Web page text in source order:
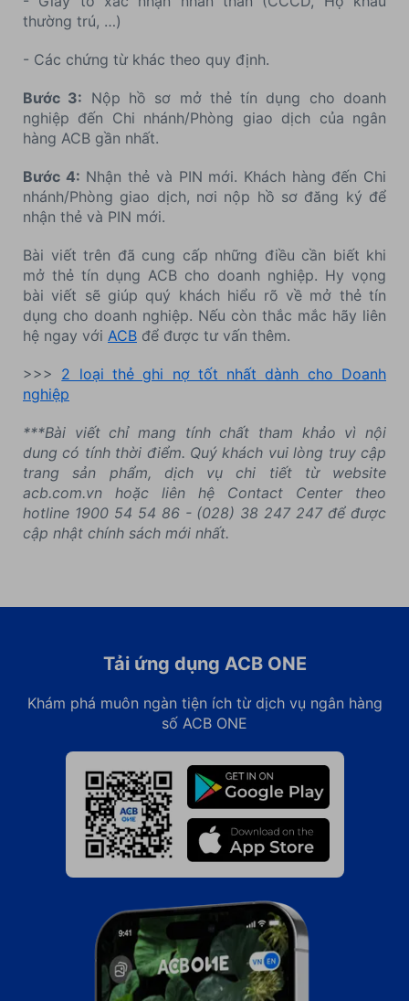
thường trú, …)
- Các chứng từ khác theo quy định.
Bước 3: Nộp hồ sơ mở thẻ tín dụng cho doanh
nghiệp đến Chi nhánh/Phòng giao dịch của ngân
hàng ACB gần nhất.
Bước 4: Nhận thẻ và PIN mới. Khách hàng đến Chi
nhánh/Phòng giao dịch, nơi nộp hồ sơ đăng ký để
nhận thẻ và PIN mới.
Bài viết trên đã cung cấp những điều cần biết khi
mở thẻ tín dụng ACB cho doanh nghiệp. Hy vọng
bài viết sẽ giúp quý khách hiểu rõ về mở thẻ tín
dụng cho doanh nghiệp. Nếu còn thắc mắc hãy liên
hệ ngay với ACB để được tư vấn thêm.
>>> 2 loại thẻ ghi nợ tốt nhất dành cho Doanh
nghiệp
***Bài viết chỉ mang tính chất tham khảo vì nội
dung có tính thời điểm. Quý khách vui lòng truy cập
trang sản phẩm, dịch vụ chi tiết từ website
acb.com.vn hoặc liên hệ Contact Center theo
hotline 1900 54 54 86 - (028) 38 247 247 để được
cập nhật chính sách mới nhất.
Tải ứng dụng ACB ONE
Khám phá muôn ngàn tiện ích từ dịch vụ ngân hàng
số ACB ONE